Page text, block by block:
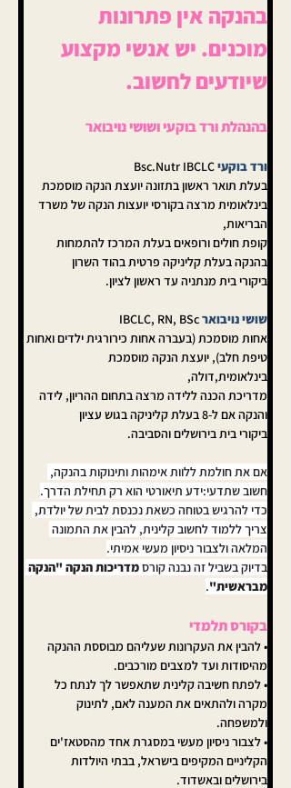
בהנקה אין פתרונות
מוכנים. יש אנשי מקצוע
שיודעים לחשוב.
בהנהלת ורד בוקעי ושושי נויבואר
ורד בוקעי Bsc.Nutr IBCLC
בעלת תואר ראשון בתזונה יועצת הנקה מוסמכת
בינלאומית מרצה בקורסי יועצות הנקה של משרד
הבריאות,
קופת חולים ורופאים בעלת המרכז להתמחות
בהנקה בעלת קליניקה פרטית בהוד השרון
ביקורי בית מנתניה עד ראשון לציון.
שושי נויבואר
אחות מוסמכת (בעברה אחות כירורגית ילדים ואחות
טיפת חלב), יועצת הנקה מוסמכת
בינלאומית,דולה,
מדריכת הכנה ללידה מרצה בתחום ההריון, לידה
והנקה אם ל-8 בעלת קליניקה בגוש עציון
ביקורי בית בירושלים והסביבה.
אם את חולמת ללוות אימהות ותינוקות בהנקה,
חשוב שתדעי:ידע תיאורטי הוא רק תחילת הדרך.
כדי להרגיש בטוחה כשאת נכנסת לבית של יולדת,
צריך ללמוד לחשוב קלינית, להבין את התמונה
המלאה ולצבור ניסיון מעשי אמיתי.
בדיוק בשביל זה נבנה קורס מדריכות הנקה "הנקה
מבראשית".
בקורס תלמדי
• להבין את העקרונות שעליהם מבוססת ההנקה
מהיסודות ועד למצבים מורכבים.
• לפתח חשיבה קלינית שתאפשר לך לנתח כל
מקרה ולהתאים את המענה לאם, לתינוק
ולמשפחה.
• לצבור ניסיון מעשי במסגרת אחד מהסטאז'ים
הקליניים המקיפים בישראל, בבתי היולדות
בירושלים ובאשדוד.